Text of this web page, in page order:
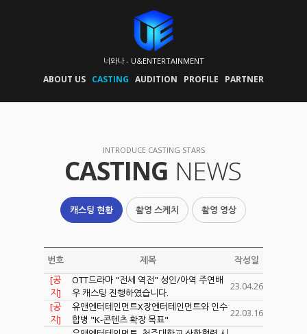
너와나 - U&ENTERTAINMENT
ABOUT US CASTING AUDITION PROFILE PARTNER
INTRODUCE CASTING STARS
CASTING NEWS
캐스팅 현황 촬영 스케치 촬영 영상
번호 제목
작성일
[공
지]
OTT드라마 "전세 역전" 성인/아역 주연배
우 캐스팅 진행하였습니다.
23.04.26
[공
지]
유앤엔터테인먼트X장엔터테인먼트와 인수
합병 "K-콘텐츠 확장 목표"
22.03.16